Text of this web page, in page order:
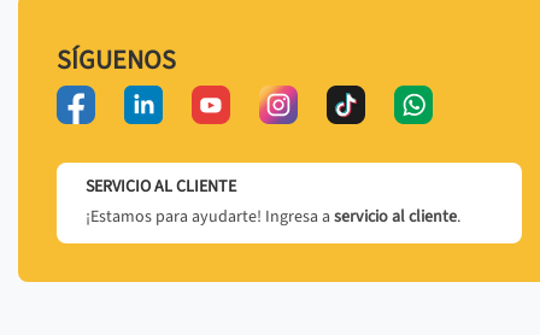
SÍGUENOS
SERVICIO AL CLIENTE
¡Estamos para ayudarte! Ingresa a servicio al cliente.